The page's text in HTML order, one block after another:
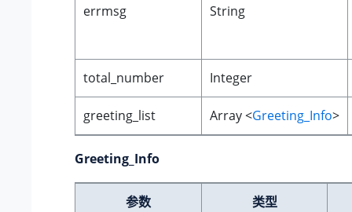
errmsg String
total_number Integer
greeting_list Array <Greeting_Info>
Greeting_Info
参数 类型